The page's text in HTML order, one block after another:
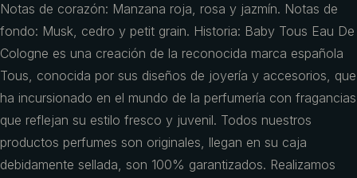
Notas de corazón: Manzana roja, rosa y jazmín. Notas de
fondo: Musk, cedro y petit grain. Historia: Baby Tous Eau De
Cologne es una creación de la reconocida marca española
Tous, conocida por sus diseños de joyería y accesorios, que
ha incursionado en el mundo de la perfumería con fragancias
que reflejan su estilo fresco y juvenil. Todos nuestros
productos perfumes son originales, llegan en su caja
debidamente sellada, son 100% garantizados. Realizamos